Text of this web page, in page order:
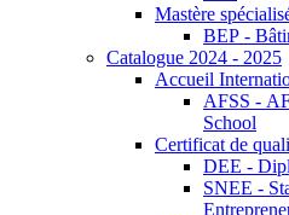
Mastère
BEP -
Catalogue 2024 - 2025
Accueil
AFSS -
School
Certificat de
DEE -
SNEE -